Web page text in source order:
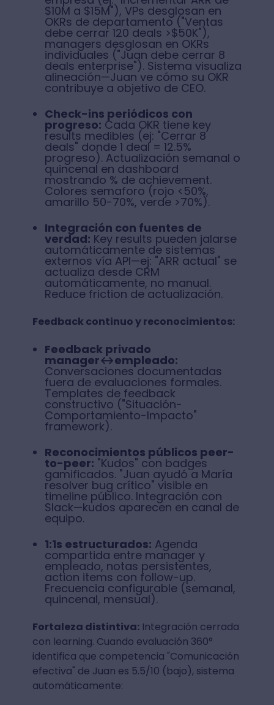
$10M a $15M"), VPs desglosan en
OKRs de departamento ("Ventas
debe cerrar 120 deals >$50K"),
managers desglosan en OKRs
individuales ("Juan debe cerrar 8
deals enterprise"). Sistema visualiza
alineación—Juan ve cómo su OKR
contribuye a objetivo de CEO.
Check-ins periódicos con
progreso: Cada OKR tiene key
results medibles (ej: "Cerrar 8
deals" donde 1 deal = 12.5%
progreso). Actualización semanal o
quincenal en dashboard
mostrando % de achievement.
Colores semaforo (rojo <50%,
amarillo 50-70%, verde >70%).
Integración con fuentes de
verdad: Key results pueden jalarse
automáticamente de sistemas
externos vía API—ej: "ARR actual" se
actualiza desde CRM
automáticamente, no manual.
Reduce friction de actualización.
Feedback continuo y reconocimientos:
Feedback privado
manager↔empleado:
Conversaciones documentadas
fuera de evaluaciones formales.
Templates de feedback
constructivo ("Situación-
Comportamiento-Impacto"
framework).
Reconocimientos públicos peer-
to-peer: "Kudos" con badges
gamificados. "Juan ayudó a María
resolver bug crítico" visible en
timeline público. Integración con
Slack—kudos aparecen en canal de
equipo.
1:1s estructurados: Agenda
compartida entre manager y
empleado, notas persistentes,
action items con follow-up.
Frecuencia configurable (semanal,
quincenal, mensual).
Fortaleza distintiva:Integración cerrada
con learning. Cuando evaluación 360°
identifica que competencia "Comunicación
efectiva" de Juan es 5.5/10 (bajo), sistema
automáticamente: